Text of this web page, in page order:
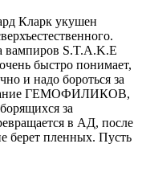
Кларк укушен
вампиров S.T.A.K.E
быстро понимает,
и надо бороться за
ГЕМОФИЛИКОВ,
за
в АД, после
берет пленных. Пусть